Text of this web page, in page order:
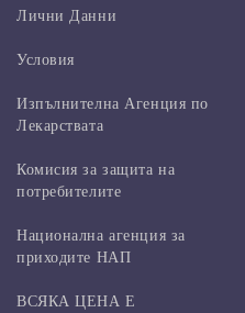
Лични Данни
Условия
Изпълнителна Агенция по
Лекарствата
Комисия за защита на
потребителите
Национална агенция за
приходите НАП
ВСЯКА ЦЕНА Е